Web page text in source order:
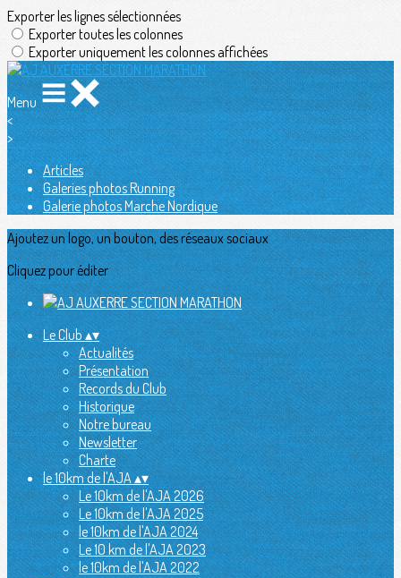
Exporter les lignes sélectionnées
Exporter toutes les colonnes
Exporter uniquement les colonnes affichées
Menu
<
>
Articles
Galeries photos Running
Galerie photos Marche Nordique
Ajoutez un logo, un bouton, des réseaux sociaux
Cliquez pour éditer
Le Club▴▾
Actualités
Présentation
Records du Club
Historique
Notre bureau
Newsletter
Charte
le 10km de l'AJA▴▾
Le 10km de l'AJA 2026
Le 10km de l'AJA 2025
le 10km de l'AJA 2024
Le 10 km de l'AJA 2023
le 10km de l'AJA 2022